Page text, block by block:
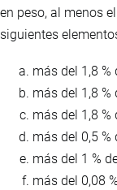
en peso, al menos
siguientes
más del 1,8 %
más del 1,8 %
más del 1,8 %
más del 0,5
más del 1 %
más del 0,08